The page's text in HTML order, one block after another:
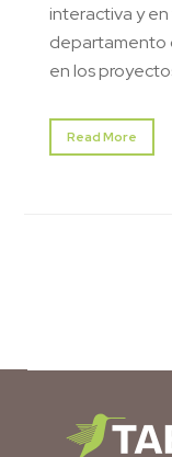
interactiva y
departamento
en los
Read More